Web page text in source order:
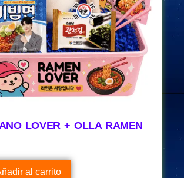
LOVER + OLLA RAMEN
al carrito